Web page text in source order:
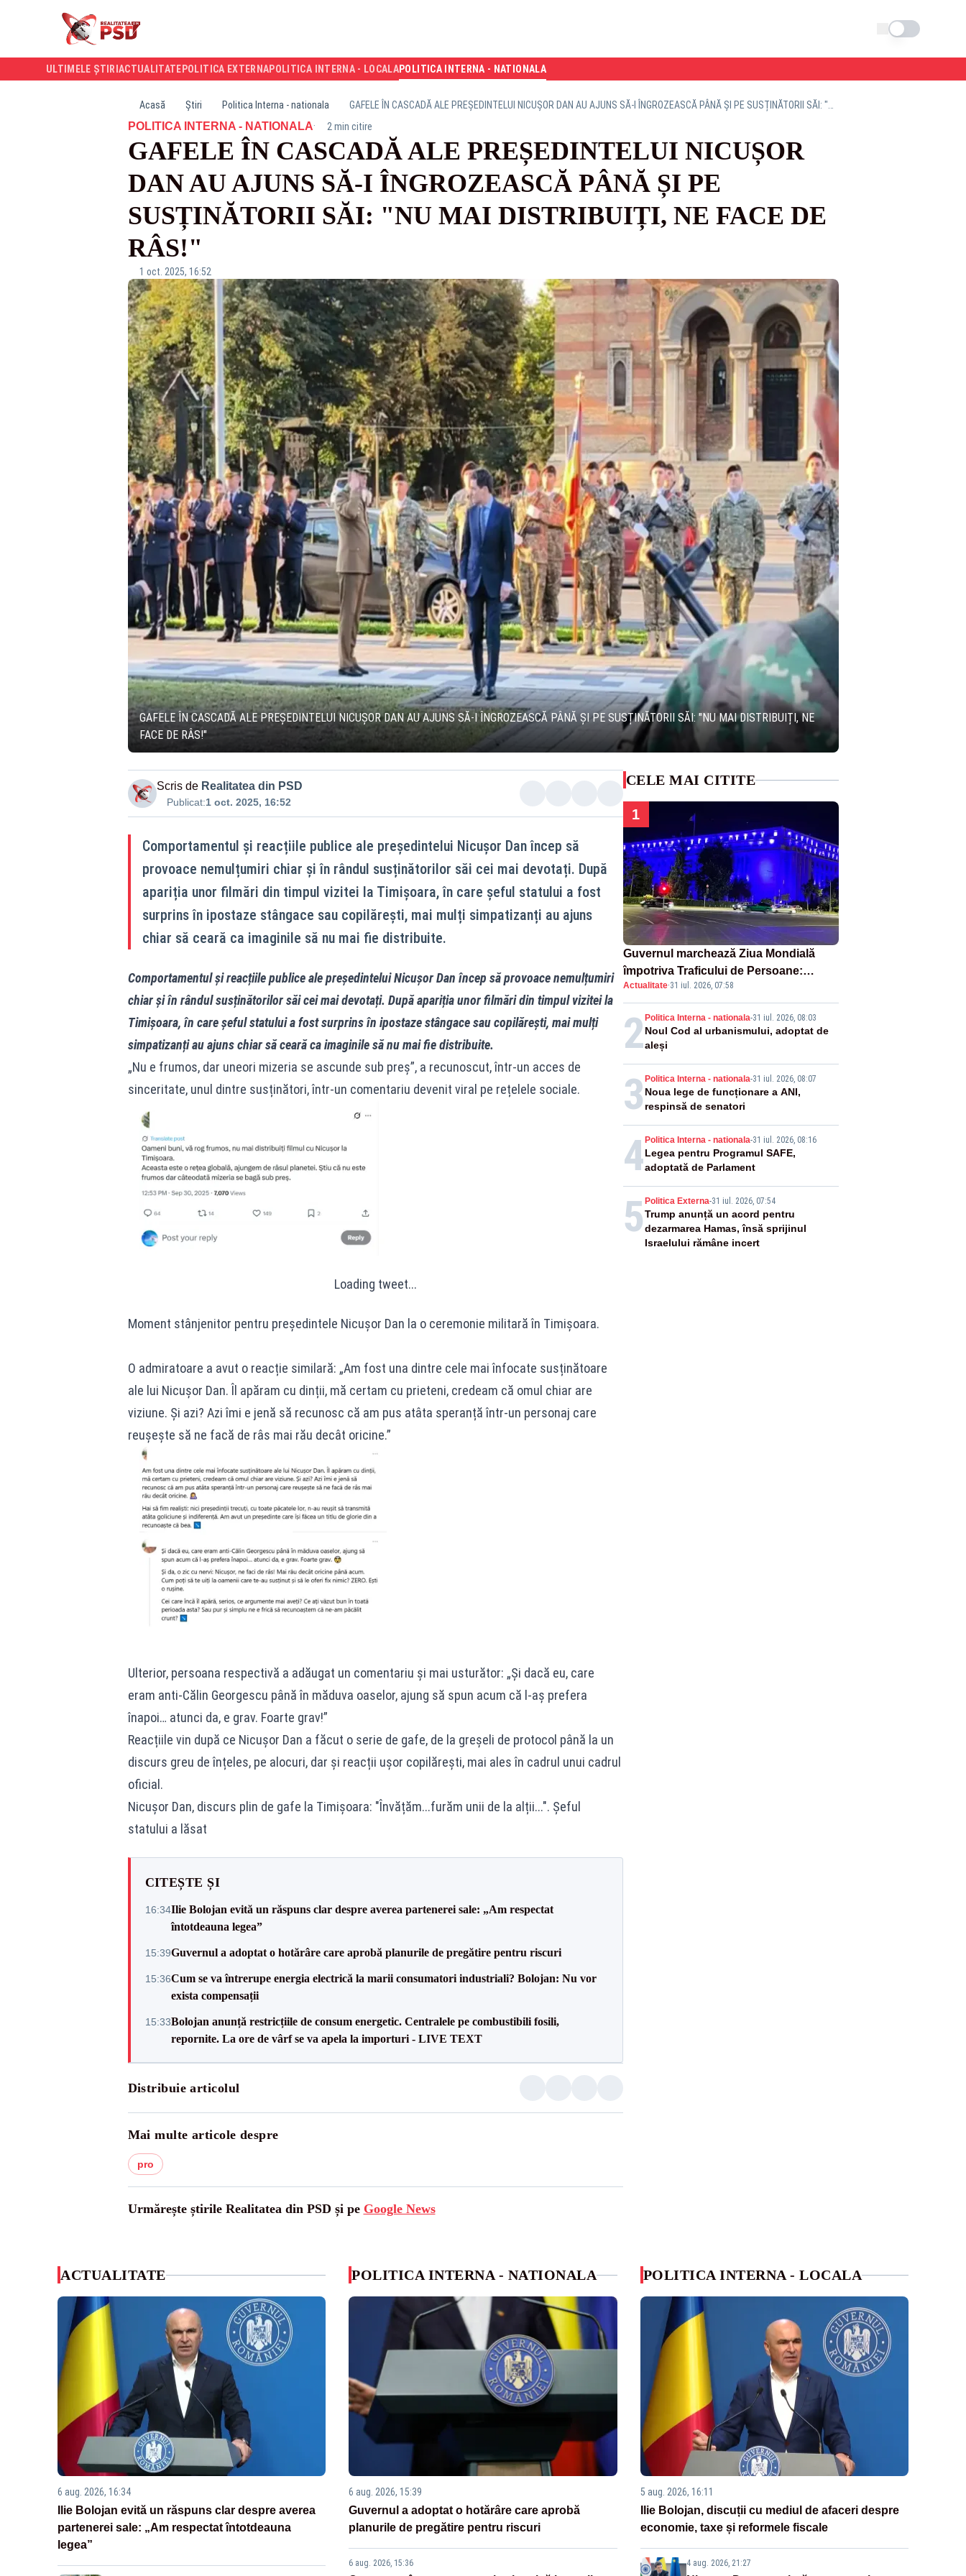
Schimba tema
ULTIMELE ȘTIRI ACTUALITATE POLITICA EXTERNAPOLITICA INTERNA - LOCALAPOLITICA INTERNA - NATIONALA
Acasă Știri Politica Interna - nationala
POLITICA INTERNA - NATIONALA· 2 min citire
GAFELE ÎN CASCADĂ ALE PREȘEDINTELUI NICUȘOR
DAN AU AJUNS SĂ-I ÎNGROZEASCĂ PÂNĂ ȘI PE
SUSȚINĂTORII SĂI: "NU MAI DISTRIBUIȚI, NE FACE DE
RÂS!"
1 oct. 2025, 16:52
GAFELE ÎN CASCADĂ ALE PREȘEDINTELUI NICUȘOR DAN AU AJUNS SĂ-I ÎNGROZEASCĂ PÂNĂ ȘI PE SUSȚINĂTORII SĂI: "NU MAI DISTRIBUIȚI, NE
FACE DE RÂS!"
Scris de Realitatea din PSD
Publicat:1 oct. 2025, 16:52
Comportamentul și reacțiile publice ale președintelui Nicușor Dan încep să
provoace nemulțumiri chiar și în rândul susținătorilor săi cei mai devotați. După
apariția unor filmări din timpul vizitei la Timișoara, în care șeful statului a fost
surprins în ipostaze stângace sau copilărești, mai mulți simpatizanți au ajuns
chiar să ceară ca imaginile să nu mai fie distribuite.
Comportamentul și reacțiile publice ale președintelui Nicușor Dan încep să provoace nemulțumiri
chiar și în rândul susținătorilor săi cei mai devotați. După apariția unor filmări din timpul vizitei la
Timișoara, în care șeful statului a fost surprins în ipostaze stângace sau copilărești, mai mulți
simpatizanți au ajuns chiar să ceară ca imaginile să nu mai fie distribuite.
„Nu e frumos, dar uneori mizeria se ascunde sub preș”, a recunoscut, într-un acces de
sinceritate, unul dintre susținători, într-un comentariu devenit viral pe rețelele sociale.
Loading tweet...
Moment stânjenitor pentru președintele Nicușor Dan la o ceremonie militară în Timișoara.
O admiratoare a avut o reacție similară: „Am fost una dintre cele mai înfocate susținătoare
ale lui Nicușor Dan. Îl apăram cu dinții, mă certam cu prieteni, credeam că omul chiar are
viziune. Și azi? Azi îmi e jenă să recunosc că am pus atâta speranță într-un personaj care
reușește să ne facă de râs mai rău decât oricine.”
Ulterior, persoana respectivă a adăugat un comentariu și mai usturător: „Și dacă eu, care
eram anti-Călin Georgescu până în măduva oaselor, ajung să spun acum că l-aș prefera
înapoi… atunci da, e grav. Foarte grav!”
Reacțiile vin după ce Nicușor Dan a făcut o serie de gafe, de la greșeli de protocol până la un
discurs greu de înțeles, pe alocuri, dar și reacții ușor copilărești, mai ales în cadrul unui cadrul
oficial.
Nicușor Dan, discurs plin de gafe la Timișoara: "Învățăm...furăm unii de la alții...". Șeful
statului a lăsat
CITEȘTE ȘI
16:34Ilie Bolojan evită un răspuns clar despre averea partenerei sale: „Am respectat
întotdeauna legea”
15:39Guvernul a adoptat o hotărâre care aprobă planurile de pregătire pentru riscuri
15:36Cum se va întrerupe energia electrică la marii consumatori industriali? Bolojan: Nu vor
exista compensații
15:33Bolojan anunță restricțiile de consum energetic. Centralele pe combustibili fosili,
repornite. La ore de vârf se va apela la importuri - LIVE TEXT
Distribuie articolul
Mai multe articole despre
pro
Urmărește știrile Realitatea din PSD și pe Google News
CELE MAI CITITE
1
Guvernul marchează Ziua Mondială
împotriva Traficului de Persoane:
Palatul Victoria, iluminat în albastru
Actualitate·31 iul. 2026, 07:58
2 Politica Interna - nationala-31 iul. 2026, 08:03
Noul Cod al urbanismului, adoptat de
aleși
3 Politica Interna - nationala-31 iul. 2026, 08:07
Noua lege de funcționare a ANI,
respinsă de senatori
4 Politica Interna - nationala-31 iul. 2026, 08:16
Legea pentru Programul SAFE,
adoptată de Parlament
5 Politica Externa-31 iul. 2026, 07:54
Trump anunță un acord pentru
dezarmarea Hamas, însă sprijinul
Israelului rămâne incert
ACTUALITATE
6 aug. 2026, 16:34
Ilie Bolojan evită un răspuns clar despre averea
partenerei sale: „Am respectat întotdeauna
legea”
POLITICA INTERNA - NATIONALA
6 aug. 2026, 15:39
Guvernul a adoptat o hotărâre care aprobă
planurile de pregătire pentru riscuri
6 aug. 2026, 15:36
POLITICA INTERNA - LOCALA
5 aug. 2026, 16:11
Ilie Bolojan, discuții cu mediul de afaceri despre
economie, taxe și reformele fiscale
4 aug. 2026, 21:27